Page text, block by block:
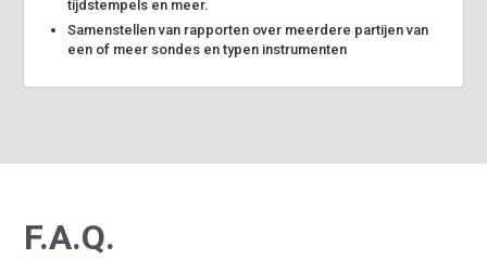
tijdstempels en meer.
Samenstellen van rapporten over meerdere partijen van
een of meer sondes en typen instrumenten
F.A.Q.